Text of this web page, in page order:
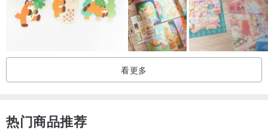
女性意识逐渐高涨的表征。
1950年代已经历经了战争，从较中性与强势的衣着后，改为较具女性
剪裁的设计为主。布料会采用较之前更为高亮度的颜色，彩度也相对
的提高。这个年代的衣着会让女性看起来有腰身，线条更加柔软，而
1960年代最着名的就是普普艺术的兴起，在这个时代人们大量使用饱
看更多
热门商品推荐